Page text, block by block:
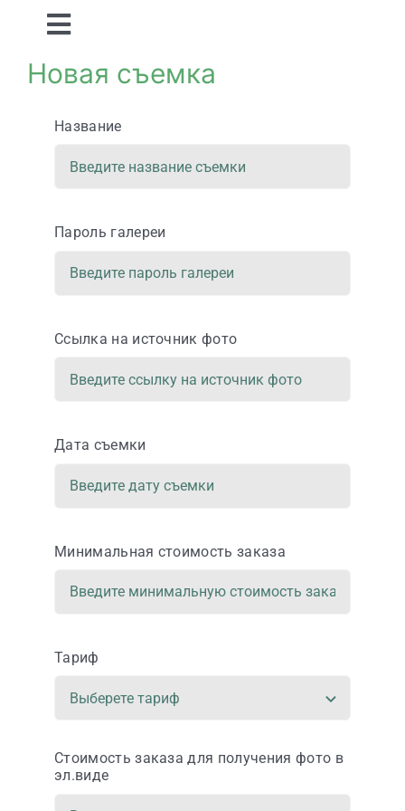
content
Toggle
Navigation
Съемки
Сортировка
поиска:
Новая съемка
Название
Пароль галереи
Ссылка на источник фото
Дата съемки
Минимальная стоимость заказа
Тариф
Стоимость заказа для получения фото в
эл.виде